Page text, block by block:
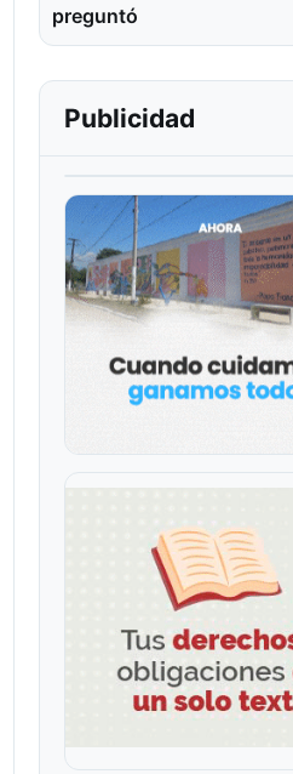
preguntó
Publicidad